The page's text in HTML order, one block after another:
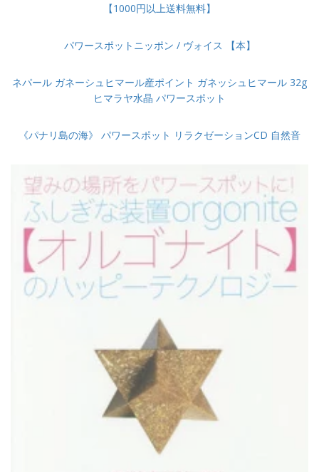
【1000円以上送料無料】
パワースポットニッポン / ヴォイス 【本】
ネパール ガネーシュヒマール産ポイント ガネッシュヒマール 32g
ヒマラヤ水晶 パワースポット
《パナリ島の海》 パワースポット リラクゼーションCD 自然音